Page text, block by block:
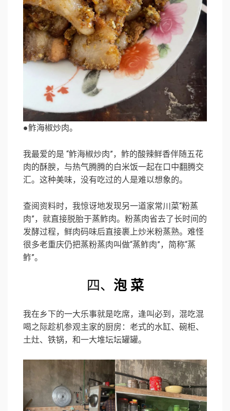
●鲊海椒炒肉。
我最爱的是 “鲊海椒炒肉”，鲊的酸辣鲜香伴随五花
肉的酥腴，与热气腾腾的白米饭一起在口中翻腾交
汇。这种美味，没有吃过的人是难以想象的。
查阅资料时，我惊讶地发现另一道家常川菜“粉蒸
肉”，就直接脱胎于蒸鲊肉。粉蒸肉省去了长时间的
发酵过程，鲜肉码味后直接裹上炒米粉蒸熟。难怪
很多老重庆仍把蒸粉蒸肉叫做“蒸鲊肉”，简称“蒸
鲊”。
四、 泡 菜
我在乡下的一大乐事就是吃席，逢叫必到，混吃混
喝之际趁机参观主家的厨房：老式的水缸、碗柜、
土灶、铁锅，和一大堆坛坛罐罐。